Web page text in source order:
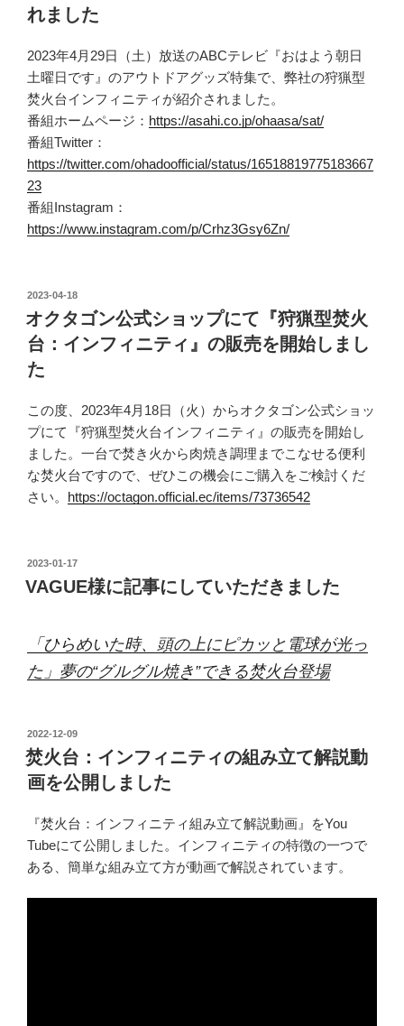
れました
2023年4月29日（土）放送のABCテレビ『おはよう朝日
土曜日です』のアウトドアグッズ特集で、弊社の狩猟型
焚火台インフィニティが紹介されました。
番組ホームページ： https://asahi.co.jp/ohaasa/sat/
番組Twitter：
https://twitter.com/ohadoofficial/status/16518819775183667
23
番組Instagram：
https://www.instagram.com/p/Crhz3Gsy6Zn/
投
稿
日:
2023-04-18
オクタゴン公式ショップにて『狩猟型焚火
台：インフィニティ』の販売を開始しまし
た
この度、2023年4月18日（火）からオクタゴン公式ショッ
プにて『狩猟型焚火台インフィニティ』の販売を開始し
ました。一台で焚き火から肉焼き調理までこなせる便利
な焚火台ですので、ぜひこの機会にご購入をご検討くだ
さい。 https://octagon.official.ec/items/73736542
投
稿
日:
2023-01-17
VAGUE様に記事にしていただきました
「ひらめいた時、頭の上にピカッと電球が光っ
た」夢の“グルグル焼き”できる焚火台登場
投
稿
日:
2022-12-09
焚火台：インフィニティの組み立て解説動
画を公開しました
『焚火台：インフィニティ組み立て解説動画』をYou
Tubeにて公開しました。インフィニティの特徴の一つで
ある、簡単な組み立て方が動画で解説されています。